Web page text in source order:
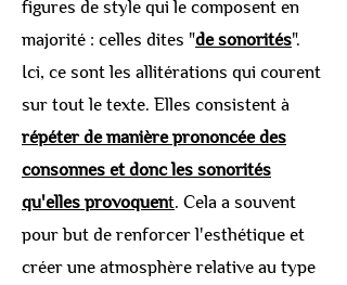
figures de style qui le composent en
majorité : celles dites "de sonorités".
Ici, ce sont les allitérations qui courent
sur tout le texte. Elles consistent à
répéter de manière prononcée des
consonnes et donc les sonorités
qu'elles provoquent. Cela a souvent
pour but de renforcer l'esthétique et
créer une atmosphère relative au type